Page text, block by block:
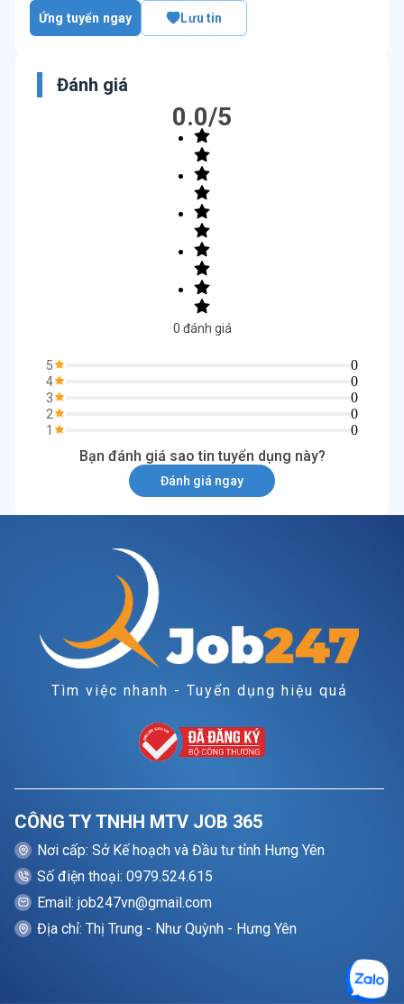
Ứng tuyển ngay Lưu tin
Đánh giá
5 0
4 0
3 0
2 0
1 0
0.0/5
0 đánh giá
Bạn đánh giá sao tin tuyển dụng này?
Đánh giá ngay
Tìm việc nhanh - Tuyển dụng hiệu quả
CÔNG TY TNHH MTV JOB 365
Nơi cấp: Sở Kế hoạch và Đầu tư tỉnh Hưng Yên
Số điện thoại: 0979.524.615
Email: job247vn@gmail.com
Địa chỉ: Thị Trung - Như Quỳnh - Hưng Yên